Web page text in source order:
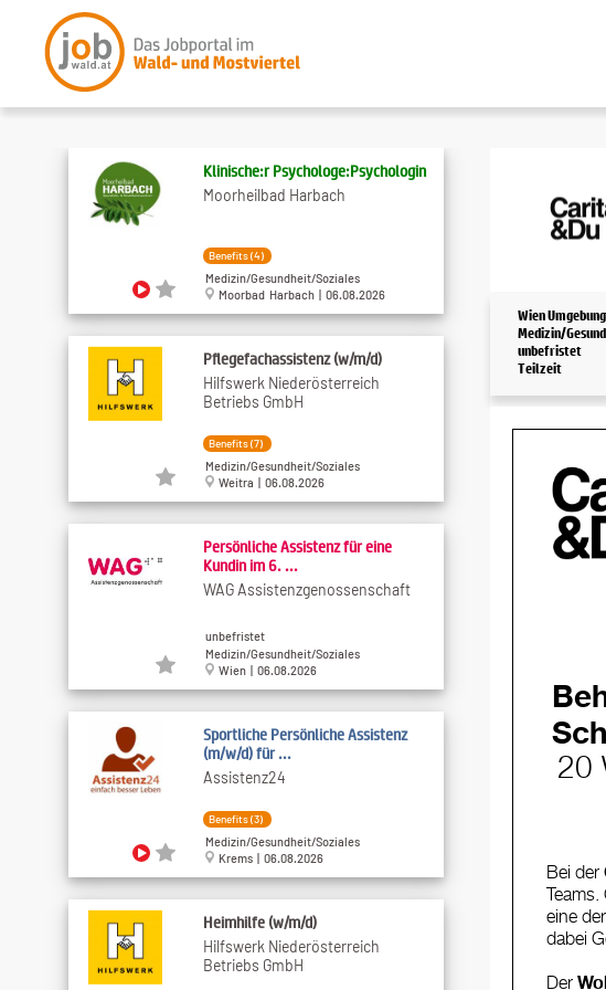
Wien
Medizin/
unbefristet
Teilzeit
20
Bei der
eine
dabei
Der
Klinische:r Psychologe:Psychologin
Moorheilbad Harbach
Benefits (4)
Medizin/Gesundheit/Soziales
Moorbad Harbach | 06.08.2026
Pflegefachassistenz (w/m/d)
Hilfswerk Niederösterreich
Betriebs GmbH
Benefits (7)
Medizin/Gesundheit/Soziales
Weitra | 06.08.2026
Persönliche Assistenz für eine
Kundin im 6. ...
WAG Assistenzgenossenschaft
unbefristet
Medizin/Gesundheit/Soziales
Wien | 06.08.2026
Sportliche Persönliche Assistenz
(m/w/d) für ...
Assistenz24
Benefits (3)
Medizin/Gesundheit/Soziales
Krems | 06.08.2026
Heimhilfe (w/m/d)
Hilfswerk Niederösterreich
Betriebs GmbH